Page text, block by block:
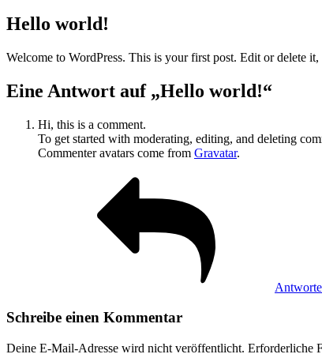
Hello world!
Welcome to WordPress. This is your first post. Edit or delete
Eine Antwort auf „Hello world!“
Hi, this is a comment.
To get started with moderating, editing, and deleting
Commenter avatars come from Gravatar.
Schreibe einen Kommentar
Deine E-Mail-Adresse wird nicht veröffentlicht. Erforderliche